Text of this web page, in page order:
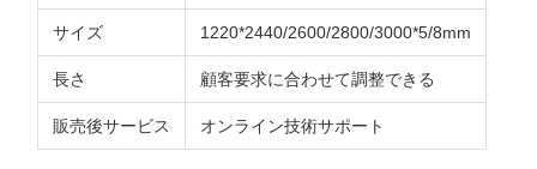
サイズ 1220*2440/2600/2800/3000*5/8mm
長さ 顧客要求に合わせて調整できる
販売後サービス オンライン技術サポート